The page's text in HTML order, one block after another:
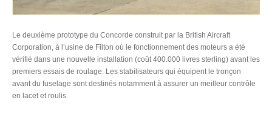
Le deuxième prototype du Concorde construit par la British Aircraft
Corporation, à l’usine de Filton où le fonctionnement des moteurs a été
vérifié dans une nouvelle installation (coût 400.000 livres sterling) avant les
premiers essais de roulage. Les stabilisateurs qui équipent le tronçon
avant du fuselage sont destinés notamment à assurer un meilleur contrôle
en lacet et roulis.